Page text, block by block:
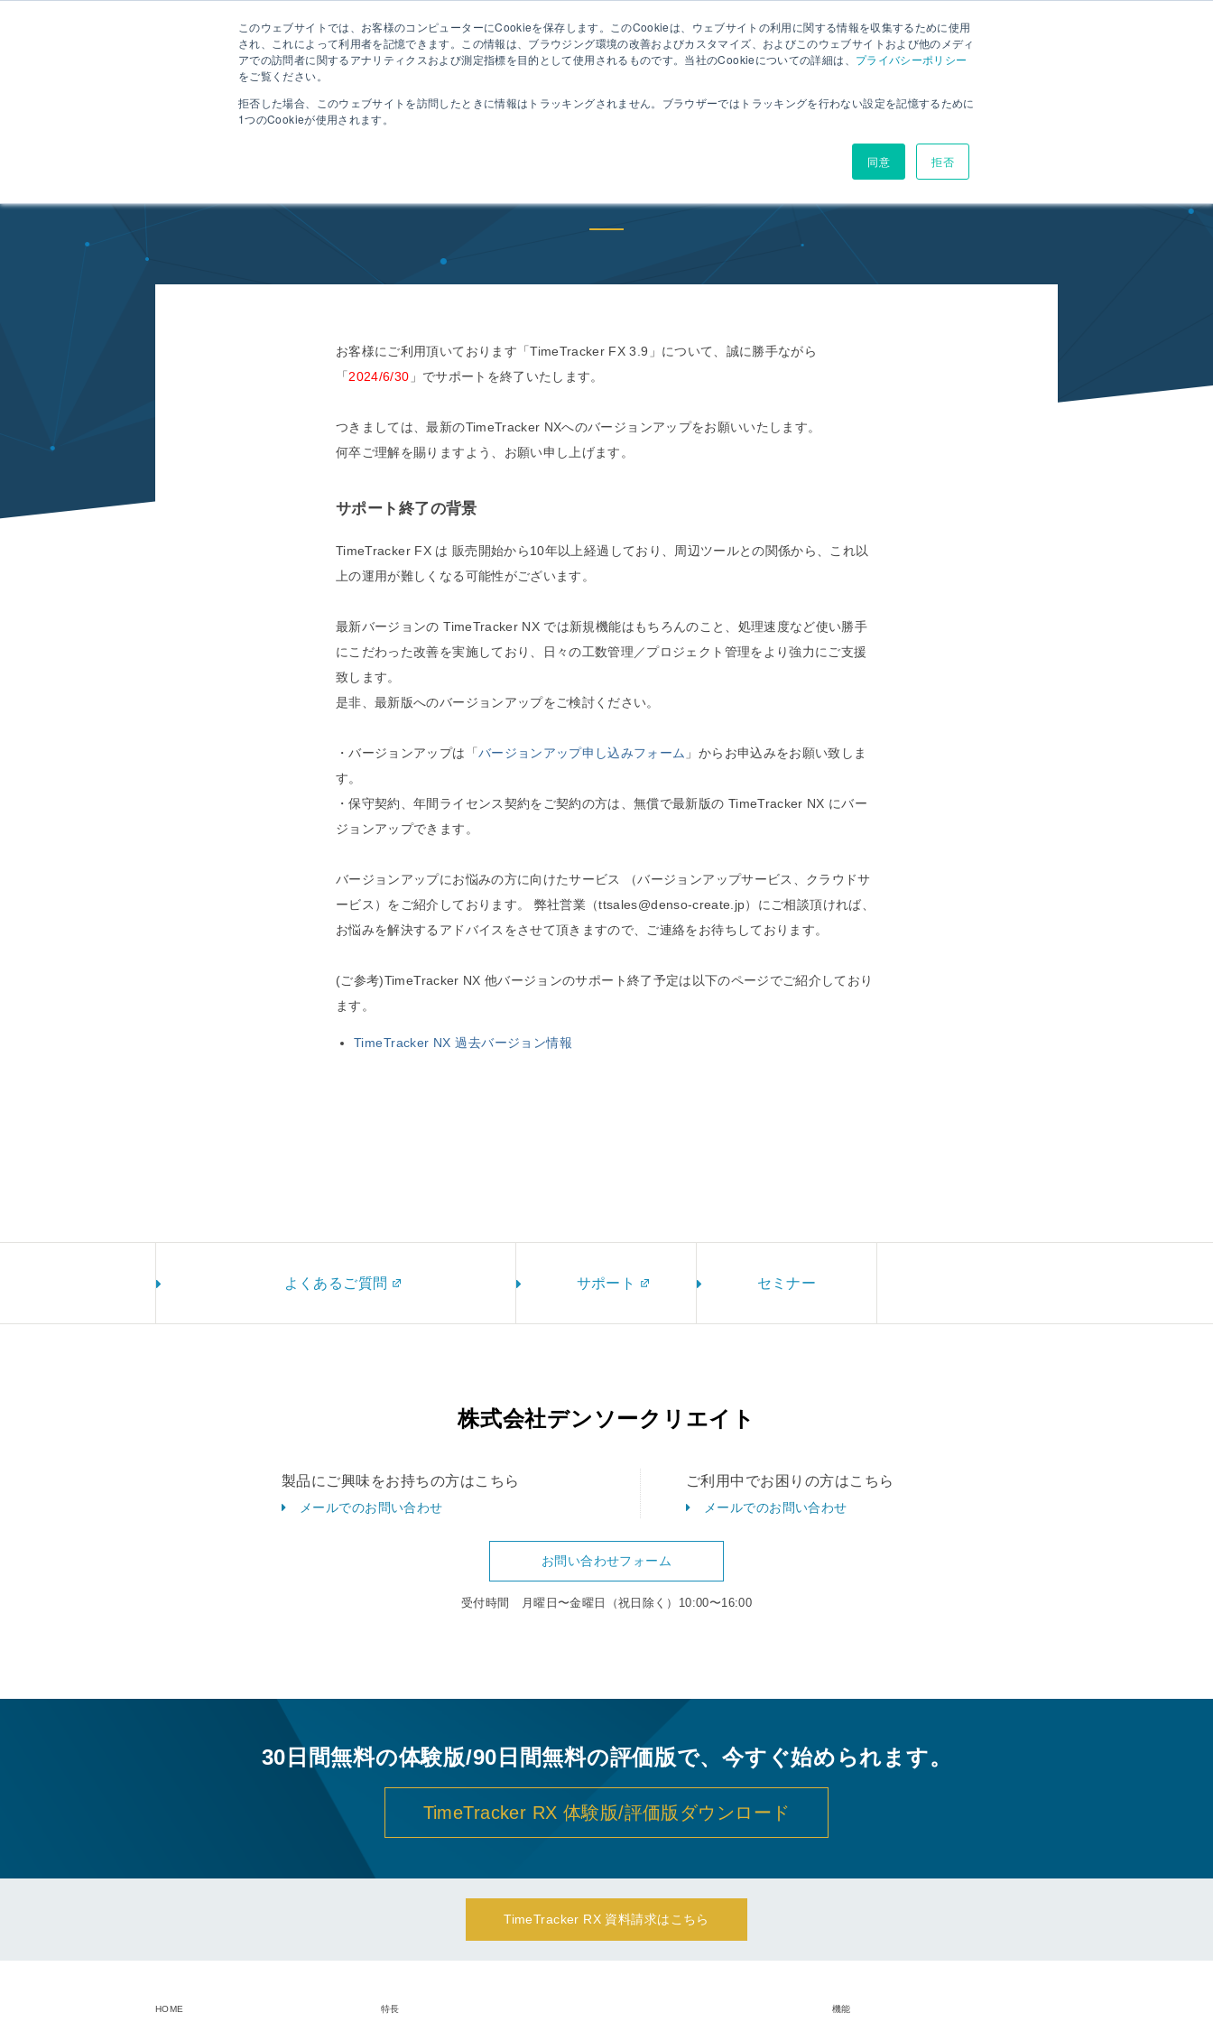
このウェブサイトでは、お客様のコンピューターにCookieを保存します。このCookieは、ウェブサイトの利用に関する情報を収集するために使用
され、これによって利用者を記憶できます。この情報は、ブラウジング環境の改善およびカスタマイズ、およびこのウェブサイトおよび他のメディ
アでの訪問者に関するアナリティクスおよび測定指標を目的として使用されるものです。当社のCookieについての詳細は、 プライバシーポリシー
をご覧ください。
拒否した場合、このウェブサイトを訪問したときに情報はトラッキングされません。ブラウザーではトラッキングを行わない設定を記憶するために
1つのCookieが使用されます。
同意 拒否
セミナー RX資料ダウンロード
TimeTracker FX 3.9 サポート終了のお知らせ
お客様にご利用頂いております「TimeTracker FX 3.9」について、誠に勝手ながら
「2024/6/30 」でサポートを終了いたします。
つきましては、最新のTimeTracker NXへのバージョンアップをお願いいたします。
何卒ご理解を賜りますよう、お願い申し上げます。
サポート終了の背景
TimeTracker FX は 販売開始から10年以上経過しており、周辺ツールとの関係から、これ以
上の運用が難しくなる可能性がございます。
最新バージョンの TimeTracker NX では新規機能はもちろんのこと、処理速度など使い勝手
にこだわった改善を実施しており、日々の工数管理／プロジェクト管理をより強力にご支援
致します。
是非、最新版へのバージョンアップをご検討ください。
・バージョンアップは「バージョンアップ申し込みフォーム 」からお申込みをお願い致しま
す。
・保守契約、年間ライセンス契約をご契約の方は、無償で最新版の TimeTracker NX にバー
ジョンアップできます。
バージョンアップにお悩みの方に向けたサービス （バージョンアップサービス、クラウドサ
ービス）をご紹介しております。 弊社営業（ttsales@denso-create.jp）にご相談頂ければ、
お悩みを解決するアドバイスをさせて頂きますので、ご連絡をお待ちしております。
(ご参考)TimeTracker NX 他バージョンのサポート終了予定は以下のページでご紹介しており
ます。
TimeTracker NX 過去バージョン情報
よくあるご質問 サポート セミナー
株式会社デンソークリエイト
製品にご興味をお持ちの方はこちら
メールでのお問い合わせ
ご利用中でお困りの方はこちら
メールでのお問い合わせ
お問い合わせフォーム
受付時間 月曜日〜金曜日（祝日除く）10:00〜16:00
30日間無料の体験版/90日間無料の評価版で、今すぐ始められます。
TimeTracker RX 体験版/評価版ダウンロード
TimeTracker RX 資料請求はこちら
HOME 特長 機能